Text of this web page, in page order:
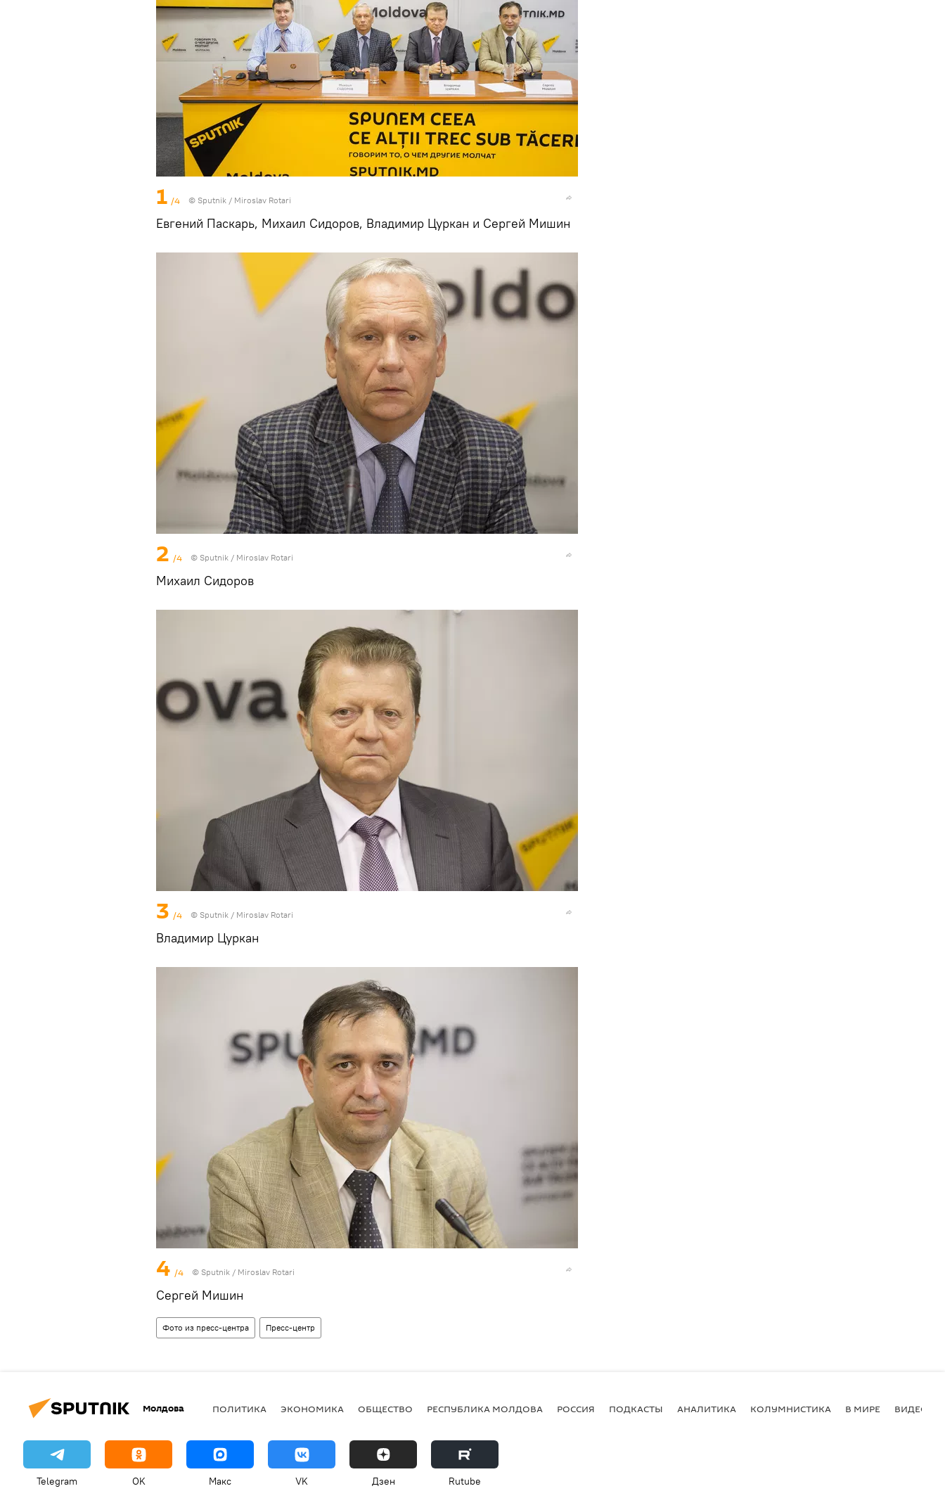
1 /4 © Sputnik / Miroslav Rotari
Евгений Паскарь, Михаил Сидоров, Владимир Цуркан и Сергей Мишин
2 /4 © Sputnik / Miroslav Rotari
Михаил Сидоров
3 /4 © Sputnik / Miroslav Rotari
Владимир Цуркан
4 /4 © Sputnik / Miroslav Rotari
Сергей Мишин
Фото из пресс-центра Пресс-центр
Молдова ПОЛИТИКА ЭКОНОМИКА ОБЩЕСТВО РЕСПУБЛИКА МОЛДОВА РОССИЯ ПОДКАСТЫ АНАЛИТИКА КОЛУМНИСТИКА В МИРЕ ВИДЕО
Telegram OK Макс VK Дзен Rutube